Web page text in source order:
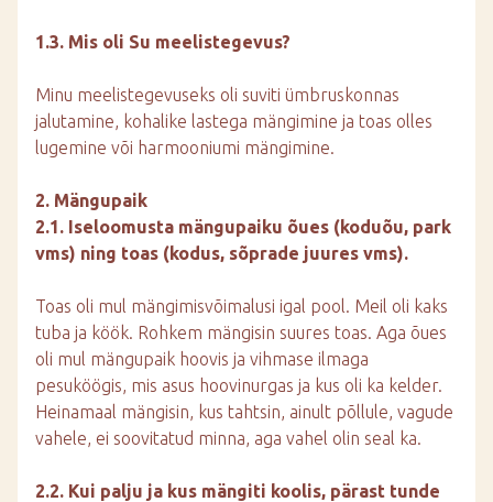
1.3. Mis oli Su meelistegevus?
Minu meelistegevuseks oli suviti ümbruskonnas
jalutamine, kohalike lastega mängimine ja toas olles
lugemine või harmooniumi mängimine.
2. Mängupaik
2.1. Iseloomusta mängupaiku õues (koduõu, park
vms) ning toas (kodus, sõprade juures vms).
Toas oli mul mängimisvõimalusi igal pool. Meil oli kaks
tuba ja köök. Rohkem mängisin suures toas. Aga õues
oli mul mängupaik hoovis ja vihmase ilmaga
pesuköögis, mis asus hoovinurgas ja kus oli ka kelder.
Heinamaal mängisin, kus tahtsin, ainult põllule, vagude
vahele, ei soovitatud minna, aga vahel olin seal ka.
2.2. Kui palju ja kus mängiti koolis, pärast tunde